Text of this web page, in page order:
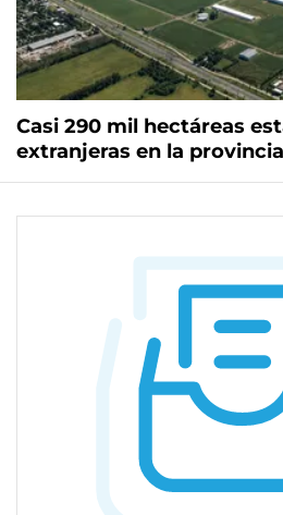
Casi 290 mil hectáreas
extranjeras en la